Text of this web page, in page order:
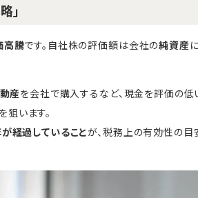
」
高騰です。自社株の評価額は会社の純資産
産を会社で購入するなど、現金を評価の低
狙います。
経過していることが、税務上の有効性の目